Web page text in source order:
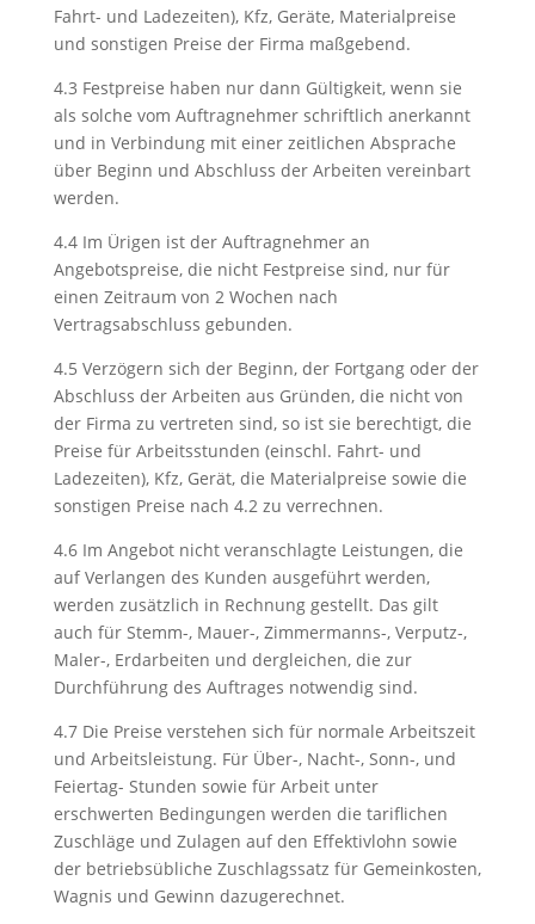
Fahrt- und Ladezeiten), Kfz, Geräte, Materialpreise
und sonstigen Preise der Firma maßgebend.
4.3 Festpreise haben nur dann Gültigkeit, wenn sie
als solche vom Auftragnehmer schriftlich anerkannt
und in Verbindung mit einer zeitlichen Absprache
über Beginn und Abschluss der Arbeiten vereinbart
werden.
4.4 Im Ürigen ist der Auftragnehmer an
Angebotspreise, die nicht Festpreise sind, nur für
einen Zeitraum von 2 Wochen nach
Vertragsabschluss gebunden.
4.5 Verzögern sich der Beginn, der Fortgang oder der
Abschluss der Arbeiten aus Gründen, die nicht von
der Firma zu vertreten sind, so ist sie berechtigt, die
Preise für Arbeitsstunden (einschl. Fahrt- und
Ladezeiten), Kfz, Gerät, die Materialpreise sowie die
sonstigen Preise nach 4.2 zu verrechnen.
4.6 Im Angebot nicht veranschlagte Leistungen, die
auf Verlangen des Kunden ausgeführt werden,
werden zusätzlich in Rechnung gestellt. Das gilt
auch für Stemm-, Mauer-, Zimmermanns-, Verputz-,
Maler-, Erdarbeiten und dergleichen, die zur
Durchführung des Auftrages notwendig sind.
4.7 Die Preise verstehen sich für normale Arbeitszeit
und Arbeitsleistung. Für Über-, Nacht-, Sonn-, und
Feiertag- Stunden sowie für Arbeit unter
erschwerten Bedingungen werden die tariflichen
Zuschläge und Zulagen auf den Effektivlohn sowie
der betriebsübliche Zuschlagssatz für Gemeinkosten,
Wagnis und Gewinn dazugerechnet.